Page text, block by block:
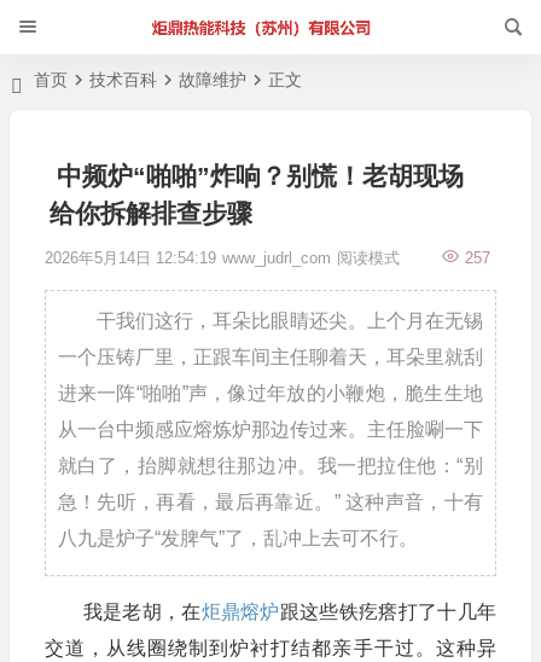
首页 技术百科 故障维护 正文
中频炉“啪啪”炸响？别慌！老胡现场
给你拆解排查步骤
2026年5月14日 12:54:19 www_judrl_com 257
阅读模式
干我们这行，耳朵比眼睛还尖。上个月在无锡
一个压铸厂里，正跟车间主任聊着天，耳朵里就刮
进来一阵“啪啪”声，像过年放的小鞭炮，脆生生地
从一台中频感应熔炼炉那边传过来。主任脸唰一下
就白了，抬脚就想往那边冲。我一把拉住他：“别
急！先听，再看，最后再靠近。” 这种声音，十有
八九是炉子“发脾气”了，乱冲上去可不行。
我是老胡，在炬鼎熔炉跟这些铁疙瘩打了十几年
交道，从线圈绕制到炉衬打结都亲手干过。这种异